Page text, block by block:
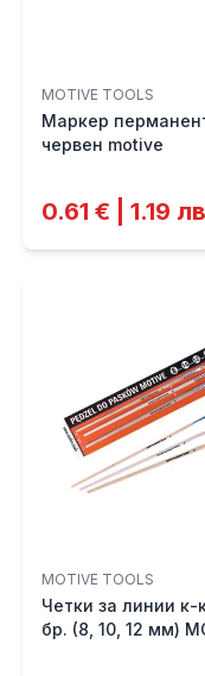
MOTIVE TOOLS
Маркер
червен motive
0.61 € | 1.19
MOTIVE TOOLS
Четки за линии к-
бр. (8, 10, 12 мм)